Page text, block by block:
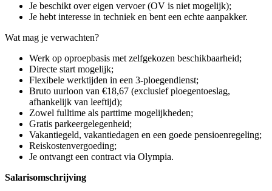
Je beschikt over eigen vervoer (OV is niet mogelijk);
Je hebt interesse in techniek en bent een echte aanpakker.
Wat mag je verwachten?
Werk op oproepbasis met zelfgekozen beschikbaarheid;
Directe start mogelijk;
Flexibele werktijden in een 3-ploegendienst;
Bruto uurloon van €18,67 (exclusief ploegentoeslag,
afhankelijk van leeftijd);
Zowel fulltime als parttime mogelijkheden;
Gratis parkeergelegenheid;
Vakantiegeld, vakantiedagen en een goede pensioenregeling;
Reiskostenvergoeding;
Je ontvangt een contract via Olympia.
Salarisomschrijving